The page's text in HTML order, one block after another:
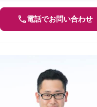
電話でお問い合わせ